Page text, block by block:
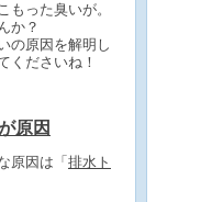
もった臭いが。
か？
の原因を解明し
くださいね！
原因
原因は「 排水ト